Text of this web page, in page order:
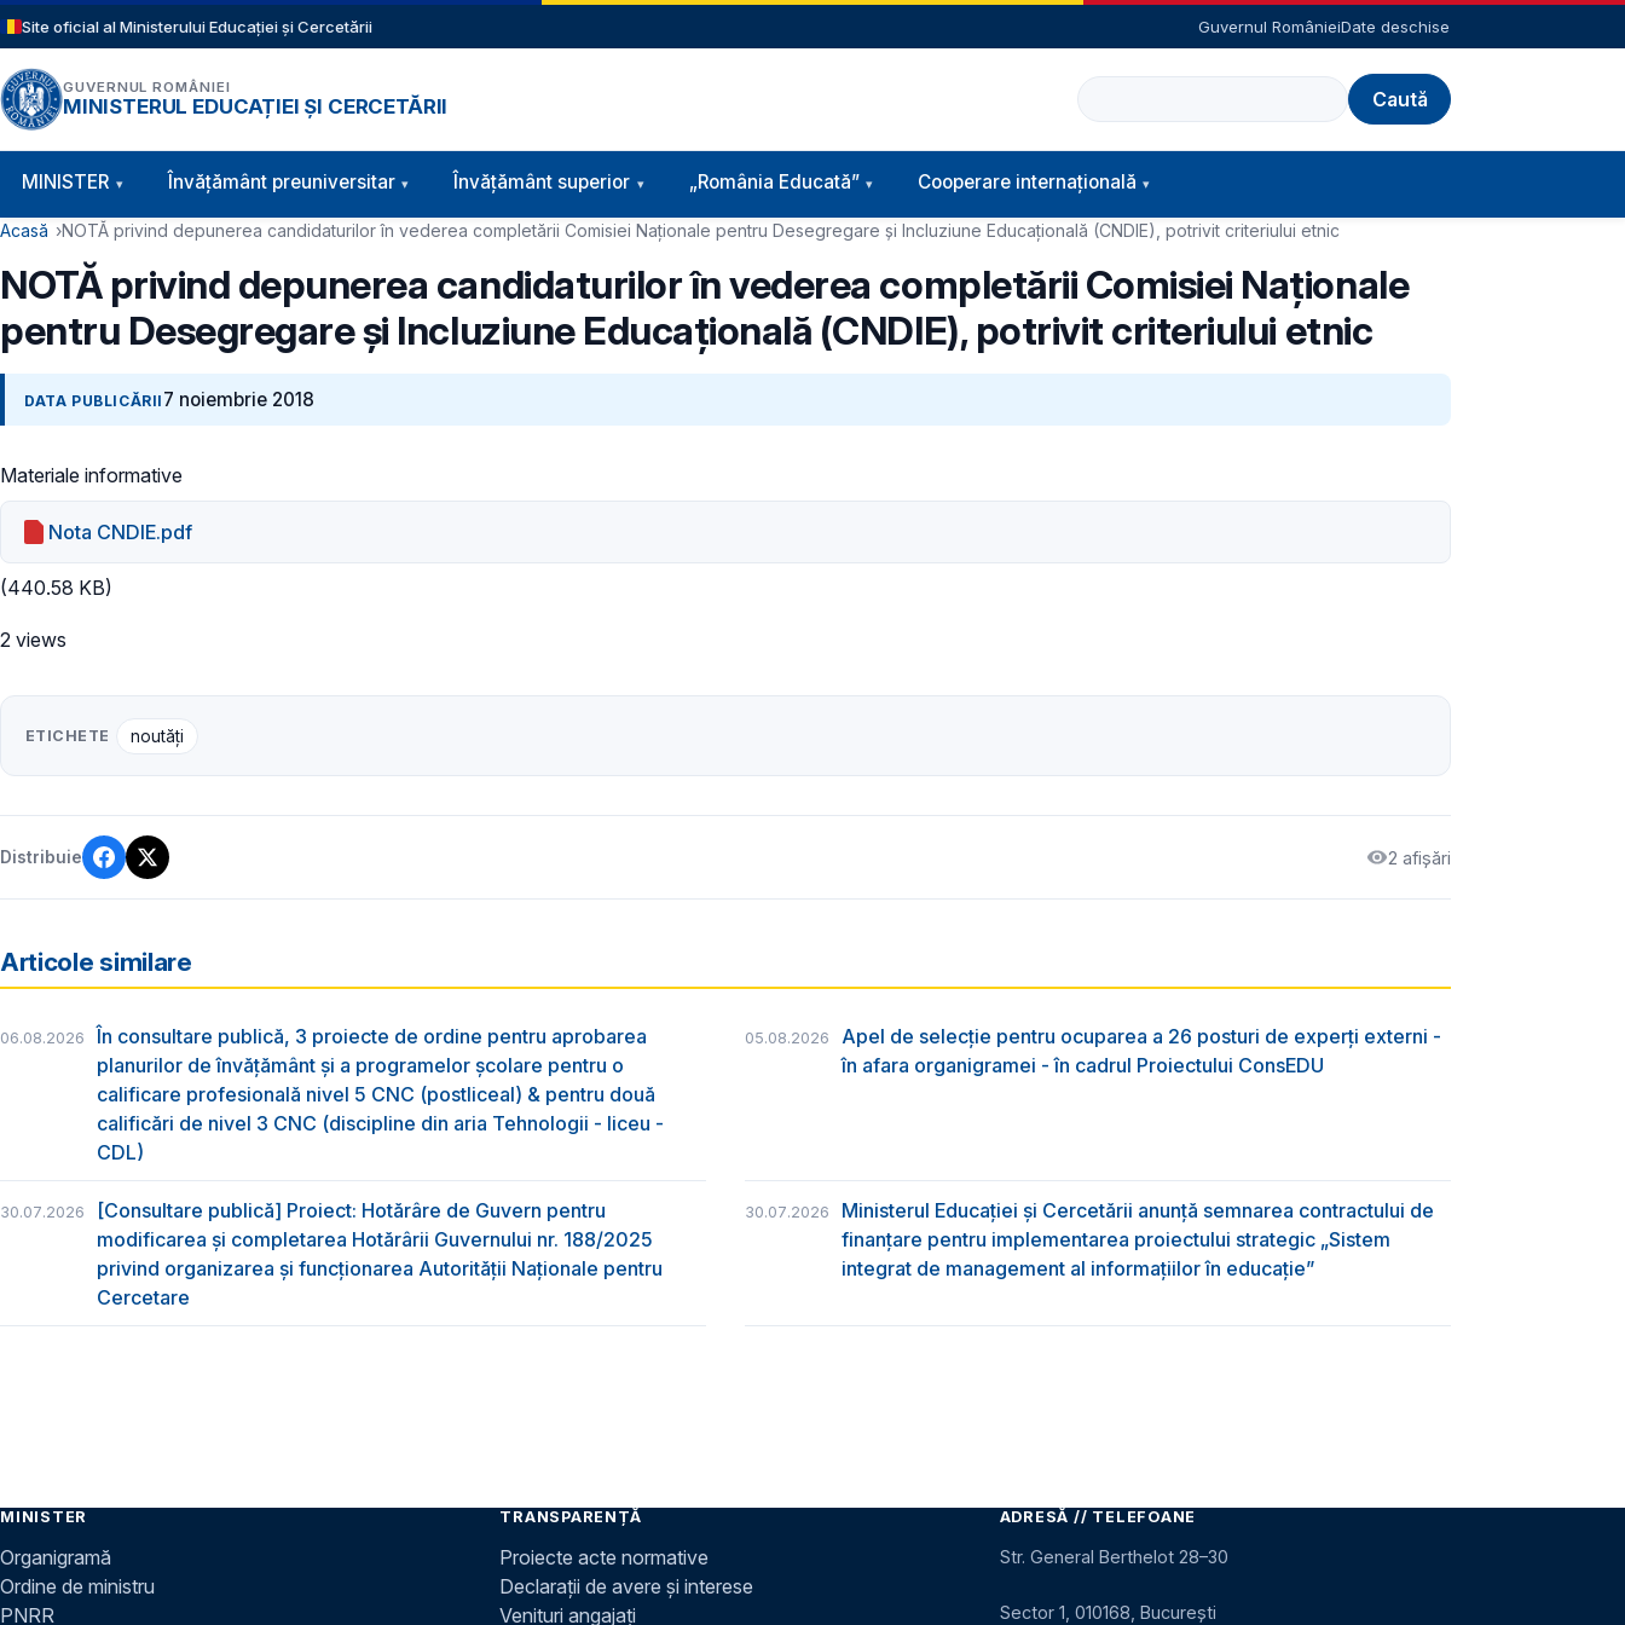
Sari la conținutul principal
Site oficial al Ministerului Educației și Cercetării Guvernul RomânieiDate deschise
GUVERNUL ROMÂNIEI
MINISTERUL EDUCAȚIEI ȘI CERCETĂRII
Caută
Navigație principală
MINISTER Învăţământ preuniversitar Învățământ superior „România Educată” Cooperare internațională
Cale de navigare
Acasă NOTĂ privind depunerea candidaturilor în vederea completării Comisiei Naţionale pentru Desegregare şi Incluziune Educaţională (CNDIE), potrivit criteriului etnic
NOTĂ privind depunerea candidaturilor în vederea completării Comisiei Naţionale
pentru Desegregare şi Incluziune Educaţională (CNDIE), potrivit criteriului etnic
DATA PUBLICĂRII 7 noiembrie 2018
Materiale informative
Nota CNDIE.pdf
(440.58 KB)
2 views
ETICHETE noutăți
Distribuie 2 afișări
Articole similare
06.08.2026
În consultare publică, 3 proiecte de ordine pentru aprobarea
planurilor de învățământ și a programelor școlare pentru o
calificare profesională nivel 5 CNC (postliceal) & pentru două
calificări de nivel 3 CNC (discipline din aria Tehnologii - liceu -
CDL)
05.08.2026
Apel de selecție pentru ocuparea a 26 posturi de experți externi -
în afara organigramei - în cadrul Proiectului ConsEDU
30.07.2026
[Consultare publică] Proiect: Hotărâre de Guvern pentru
modificarea și completarea Hotărârii Guvernului nr. 188/2025
privind organizarea şi funcţionarea Autorităţii Naţionale pentru
Cercetare
30.07.2026
Ministerul Educației și Cercetării anunță semnarea contractului de
finanțare pentru implementarea proiectului strategic „Sistem
integrat de management al informațiilor în educație”
MINISTER
Organigramă
Ordine de ministru
PNRR
TRANSPARENȚĂ
Proiecte acte normative
Declarații de avere și interese
Venituri angajați
ADRESĂ // TELEFOANE
Str. General Berthelot 28–30
Sector 1, 010168, București